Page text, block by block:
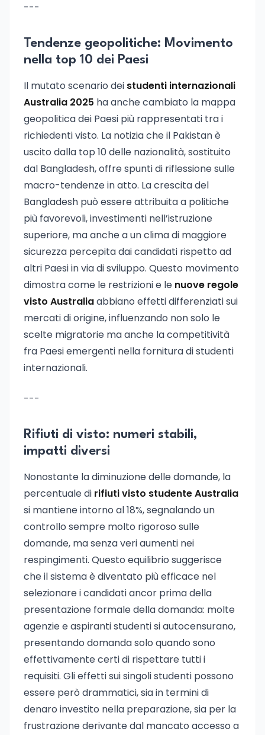
---
Tendenze geopolitiche: Movimento
nella top 10 dei Paesi
Il mutato scenario dei studenti internazionali
Australia 2025 ha anche cambiato la mappa
geopolitica dei Paesi più rappresentati tra i
richiedenti visto. La notizia che il Pakistan è
uscito dalla top 10 delle nazionalità, sostituito
dal Bangladesh, offre spunti di riflessione sulle
macro-tendenze in atto. La crescita del
Bangladesh può essere attribuita a politiche
più favorevoli, investimenti nell’istruzione
superiore, ma anche a un clima di maggiore
sicurezza percepita dai candidati rispetto ad
altri Paesi in via di sviluppo. Questo movimento
dimostra come le restrizioni e le nuove regole
visto Australiaabbiano effetti differenziati sui
mercati di origine, influenzando non solo le
scelte migratorie ma anche la competitività
fra Paesi emergenti nella fornitura di studenti
internazionali.
---
Rifiuti di visto: numeri stabili,
impatti diversi
Nonostante la diminuzione delle domande, la
percentuale di rifiuti visto studente Australia
si mantiene intorno al 18%, segnalando un
controllo sempre molto rigoroso sulle
domande, ma senza veri aumenti nei
respingimenti. Questo equilibrio suggerisce
che il sistema è diventato più efficace nel
selezionare i candidati ancor prima della
presentazione formale della domanda: molte
agenzie e aspiranti studenti si autocensurano,
presentando domanda solo quando sono
effettivamente certi di rispettare tutti i
requisiti. Gli effetti sui singoli studenti possono
essere però drammatici, sia in termini di
denaro investito nella preparazione, sia per la
frustrazione derivante dal mancato accesso a